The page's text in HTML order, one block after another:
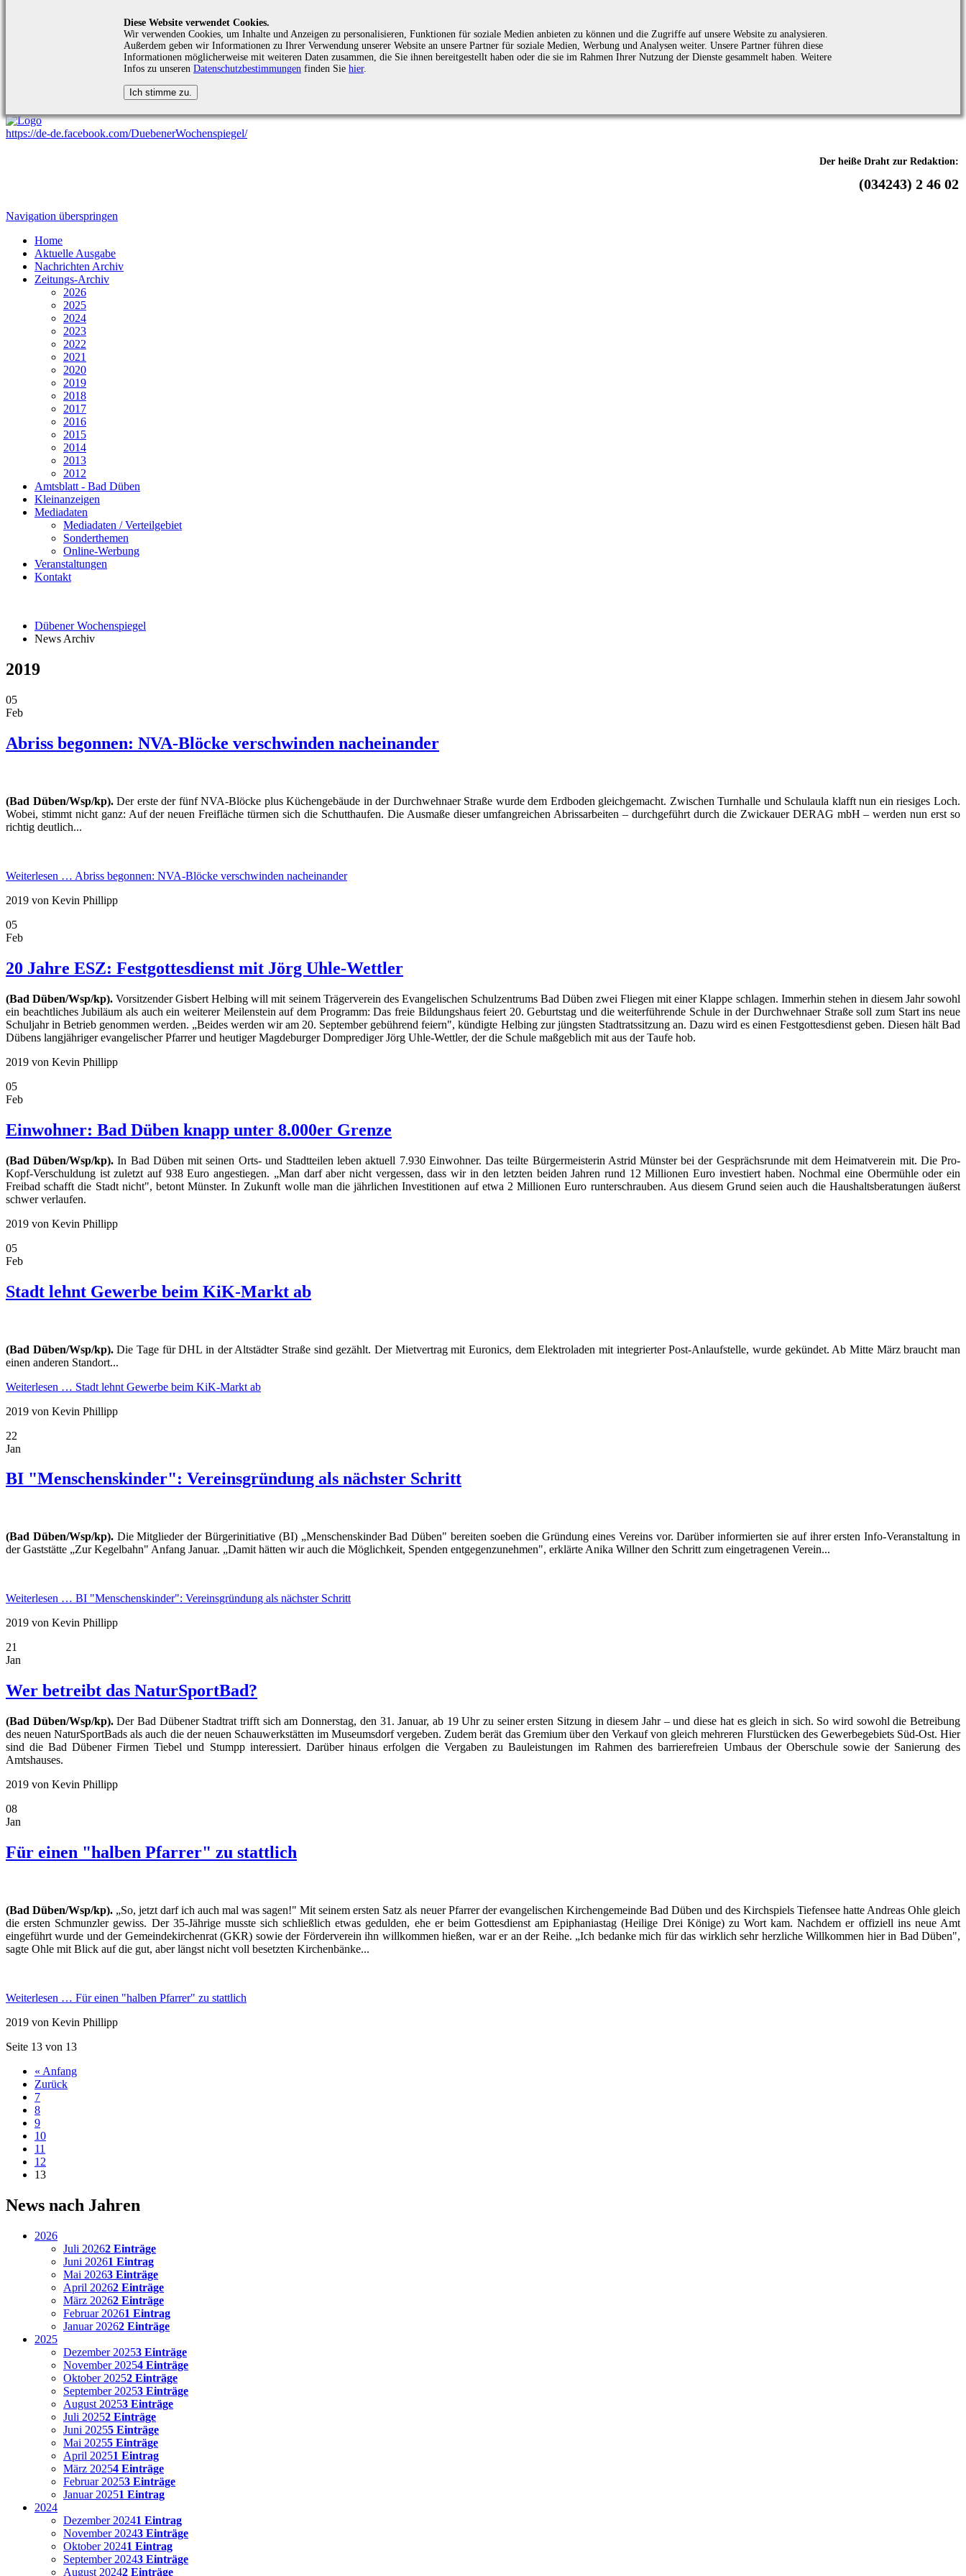
Diese Website verwendet Cookies.
Wir verwenden Cookies, um Inhalte und Anzeigen zu personalisieren, Funktionen für soziale Medien anbieten zu können und die Zugriffe auf unsere Website zu analysieren.
Außerdem geben wir Informationen zu Ihrer Verwendung unserer Website an unsere Partner für soziale Medien, Werbung und Analysen weiter. Unsere Partner führen diese
Informationen möglicherweise mit weiteren Daten zusammen, die Sie ihnen bereitgestellt haben oder die sie im Rahmen Ihrer Nutzung der Dienste gesammelt haben. Weitere
Infos zu unseren Datenschutzbestimmungen finden Sie hier.
https://de-de.facebook.com/DuebenerWochenspiegel/
Der heiße Draht zur Redaktion:
(034243) 2 46 02
Navigation überspringen
Home
Aktuelle Ausgabe
Nachrichten Archiv
Zeitungs-Archiv
2026
2025
2024
2023
2022
2021
2020
2019
2018
2017
2016
2015
2014
2013
2012
Amtsblatt - Bad Düben
Kleinanzeigen
Mediadaten
Mediadaten / Verteilgebiet
Sonderthemen
Online-Werbung
Veranstaltungen
Kontakt
Dübener Wochenspiegel
News Archiv
2019
05
Feb
Abriss begonnen: NVA-Blöcke verschwinden nacheinander
(Bad Düben/Wsp/kp).Der erste der fünf NVA-Blöcke plus Küchengebäude in der Durchwehnaer Straße wurde dem Erdboden gleichgemacht. Zwischen Turnhalle und Schulaula klafft nun ein riesiges Loch.
Wobei, stimmt nicht ganz: Auf der neuen Freifläche türmen sich die Schutthaufen. Die Ausmaße dieser umfangreichen Abrissarbeiten – durchgeführt durch die Zwickauer DERAG mbH – werden nun erst so
richtig deutlich...
Weiterlesen … Abriss begonnen: NVA-Blöcke verschwinden nacheinander
2019 von Kevin Phillipp
05
Feb
20 Jahre ESZ: Festgottesdienst mit Jörg Uhle-Wettler
(Bad Düben/Wsp/kp). Vorsitzender Gisbert Helbing will mit seinem Trägerverein des Evangelischen Schulzentrums Bad Düben zwei Fliegen mit einer Klappe schlagen. Immerhin stehen in diesem Jahr sowohl
ein beacht­liches Jubiläum als auch ein weiterer Meilenstein auf dem Programm: Das freie Bildungshaus feiert 20. Geburtstag und die weiterführende Schule in der Durchwehnaer Straße soll zum Start ins neue
Schuljahr in Betrieb genommen werden. „Beides werden wir am 20. September gebührend feiern", kündigte Helbing zur jüngsten Stadtratssitzung an. Dazu wird es einen Festgottesdienst geben. Diesen hält Bad
Dübens langjähriger evangelischer Pfarrer und heutiger Magdeburger Domprediger Jörg Uhle-Wettler, der die Schule maßgeblich mit aus der Taufe hob.
2019 von Kevin Phillipp
05
Feb
Einwohner: Bad Düben knapp unter 8.000er Grenze
(Bad Düben/Wsp/kp). In Bad Düben mit seinen Orts- und Stadtteilen leben aktuell 7.930 Einwohner. Das teilte Bürgermeisterin Astrid Münster bei der Gesprächsrunde mit dem Heimatverein mit. Die Pro-
Kopf-Verschuldung ist zuletzt auf 938 Euro angestiegen. „Man darf aber nicht vergessen, dass wir in den letzten beiden Jahren rund 12 Millionen Euro investiert haben. Nochmal eine Obermühle oder ein
Freibad schafft die Stadt nicht", betont Münster. In Zukunft wolle man die jährlichen Investitionen auf etwa 2 Millionen Euro runterschrauben. Aus diesem Grund seien auch die Haushaltsberatungen äußerst
schwer verlaufen.
2019 von Kevin Phillipp
05
Feb
Stadt lehnt Gewerbe beim KiK-Markt ab
(Bad Düben/Wsp/kp).Die Tage für DHL in der Altstädter Straße sind gezählt. Der Mietvertrag mit Euronics, dem Elektroladen mit integrierter Post-Anlaufstelle, wurde gekündet. Ab Mitte März braucht man
einen anderen Standort...
Weiterlesen … Stadt lehnt Gewerbe beim KiK-Markt ab
2019 von Kevin Phillipp
22
Jan
BI "Menschenskinder": Vereinsgründung als nächster Schritt
(Bad Düben/Wsp/kp).Die Mitglieder der Bürgerinitiative (BI) „Menschenskinder Bad Düben" bereiten soeben die Gründung eines Vereins vor. Darüber informierten sie auf ihrer ersten Info-Veranstaltung in
der Gaststätte „Zur Kegelbahn" Anfang Januar. „Damit hätten wir auch die Möglichkeit, Spenden entgegenzunehmen", erklärte Anika Willner den Schritt zum eingetragenen Verein...
Weiterlesen … BI "Menschenskinder": Vereinsgründung als nächster Schritt
2019 von Kevin Phillipp
21
Jan
Wer betreibt das NaturSportBad?
(Bad Düben/Wsp/kp).Der Bad Dübener Stadtrat trifft sich am Donnerstag, den 31. Januar, ab 19 Uhr zu seiner ersten Sitzung in diesem Jahr – und diese hat es gleich in sich. So wird sowohl die Betreibung
des neuen NaturSportBads als auch die der neuen Schauwerkstätten im Museumsdorf vergeben. Zudem berät das Gremium über den Verkauf von gleich mehreren Flurstücken des Gewerbegebiets Süd-Ost. Hier
sind die Bad Dübener Firmen Tiebel und Stumpp interessiert. Darüber hinaus erfolgen die Vergaben zu Bauleistungen im Rahmen des barrierefreien Umbaus der Oberschule sowie der Sanierung des
Amtshauses.
2019 von Kevin Phillipp
08
Jan
Für einen "halben Pfarrer" zu stattlich
(Bad Düben/Wsp/kp). „So, jetzt darf ich auch mal was sagen!" Mit seinem ersten Satz als neuer Pfarrer der evangelischen Kirchengemeinde Bad Düben und des Kirchspiels Tiefensee hatte Andreas Ohle gleich
die ersten Schmunzler gewiss. Der 35-Jährige musste sich schließlich etwas gedulden, ehe er beim Gottesdienst am Epiphaniastag (Heilige Drei Könige) zu Wort kam. Nachdem er offiziell ins neue Amt
eingeführt wurde und der Gemeindekirchenrat (GKR) sowie der Förderverein ihn willkommen hießen, war er an der Reihe. „Ich bedanke mich für das wirklich sehr herzliche Willkommen hier in Bad Düben",
sagte Ohle mit Blick auf die gut, aber längst nicht voll besetzten Kirchenbänke...
Weiterlesen … Für einen "halben Pfarrer" zu stattlich
2019 von Kevin Phillipp
Seite 13 von 13
« Anfang
Zurück
7
8
9
10
11
12
13
News nach Jahren
2026
Juli 20262 Einträge
Juni 20261 Eintrag
Mai 20263 Einträge
April 20262 Einträge
März 20262 Einträge
Februar 20261 Eintrag
Januar 20262 Einträge
2025
Dezember 20253 Einträge
November 20254 Einträge
Oktober 20252 Einträge
September 20253 Einträge
August 20253 Einträge
Juli 20252 Einträge
Juni 20255 Einträge
Mai 20255 Einträge
April 20251 Eintrag
März 20254 Einträge
Februar 20253 Einträge
Januar 20251 Eintrag
2024
Dezember 20241 Eintrag
November 20243 Einträge
Oktober 20241 Eintrag
September 20243 Einträge
August 20242 Einträge